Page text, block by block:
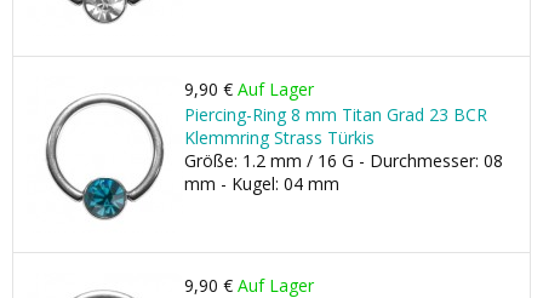
9,90 € Auf Lager
Piercing-Ring 8 mm Titan Grad 23 BCR
Klemmring Strass Türkis
Größe: 1.2 mm / 16 G - Durchmesser: 08
mm - Kugel: 04 mm
9,90 € Auf Lager